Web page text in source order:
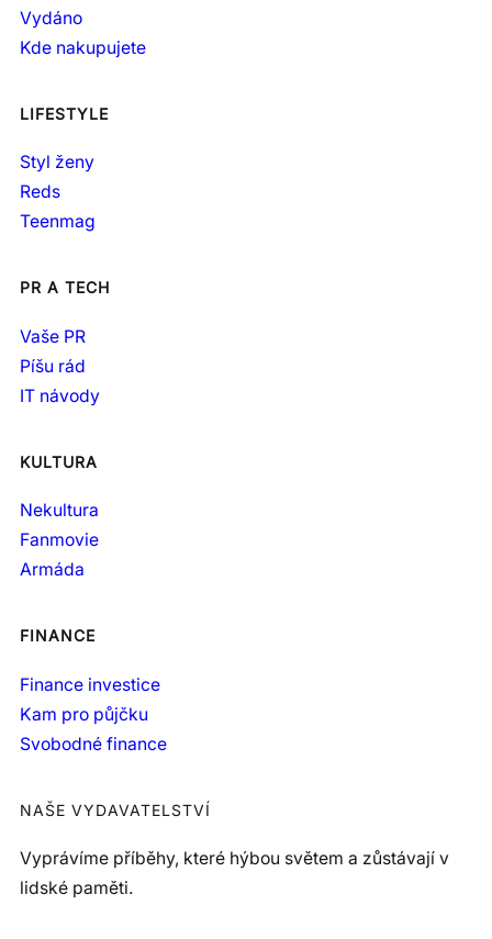
Vydáno
Kde nakupujete
LIFESTYLE
Styl ženy
Reds
Teenmag
PR A TECH
Vaše PR
Píšu rád
IT návody
KULTURA
Nekultura
Fanmovie
Armáda
FINANCE
Finance investice
Kam pro půjčku
Svobodné finance
NAŠE VYDAVATELSTVÍ
Vyprávíme příběhy, které hýbou světem a zůstávají v
lidské paměti.